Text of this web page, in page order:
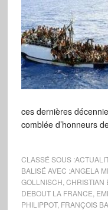
ces dernières
comblée d’honneurs
CLASSÉ SOUS :
BALISÉ AVEC :ANGELA
GOLLNISCH CHRISTIAN
DEBOUT LA FRANCE
PHILIPPOT, FRANÇOIS